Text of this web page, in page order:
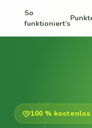
So
funktioniert’s
100 %